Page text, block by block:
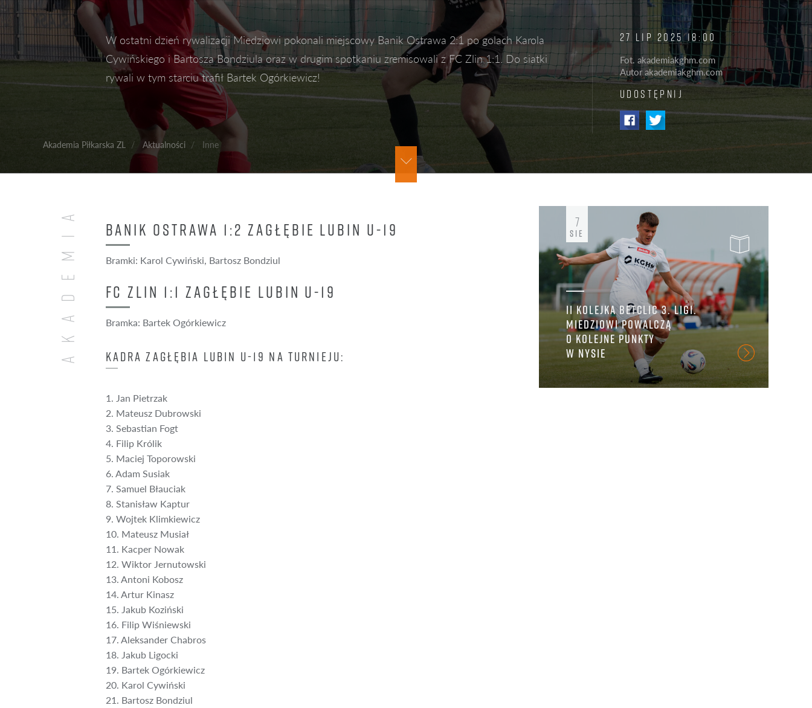
MOTORYKA
TRENING DLA BRAMKARZY |
MOBILNOŚĆ&KOORDYNACJA |
STREFA MOTORYCZNA AP KGHM
ZAGŁĘBIE
MENTALNOŚĆ
PRACA, KTÓRA PRZYBLIŻY CIĘ DO
CELU
PIŁKARSKI ELEMENTARZ
PIŁKARSKI ELEMENTARZ || #7:
NAUKA PIĄSTKOWANIA
W ostatni dzień rywalizacji Miedziowi pokonali miejscowy Banik Ostrawa 2:1 po golach Karola
Cywińskiego i Bartosza Bondziula oraz w drugim spotkaniu zremisowali z FC Zlin 1:1. Do siatki
rywali w tym starciu trafił Bartek Ogórkiewicz!
27 LIP 2025 18:00
Fot. akademiakghm.com
Autor akademiakghm.com
UDOSTĘPNIJ
Akademia Piłkarska ZL Aktualności Inne
AKADEMIA BANIK OSTRAWA 1:2 ZAGŁĘBIE LUBIN U-19
Bramki: Karol Cywiński, Bartosz Bondziul
FC ZLIN 1:1 ZAGŁĘBIE LUBIN U-19
Bramka: Bartek Ogórkiewicz
KADRA ZAGŁĘBIA LUBIN U-19 NA TURNIEJU:
1. Jan Pietrzak
2. ⁠Mateusz Dubrowski
3. ⁠Sebastian Fogt
4. ⁠Filip Królik
5. ⁠Maciej Toporowski
6. ⁠Adam Susiak
7. ⁠Samuel Błauciak
8. ⁠Stanisław Kaptur
9. ⁠Wojtek Klimkiewicz
10. ⁠Mateusz Musiał
11. ⁠Kacper Nowak
12. ⁠Wiktor Jernutowski
13. ⁠Antoni Kobosz
14. ⁠Artur Kinasz
15. ⁠Jakub Koziński
16. ⁠Filip Wiśniewski
17. ⁠Aleksander Chabros
18. ⁠Jakub Ligocki
19. ⁠Bartek Ogórkiewicz
20. ⁠Karol Cywiński
21. ⁠Bartosz Bondziul
II KOLEJKA BETCLIC 3. LIGI.
MIEDZIOWI POWALCZĄ
O KOLEJNE PUNKTY
W NYSIE
7
SIE